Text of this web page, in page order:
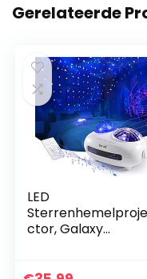
Gerelateerde
LED
Sterrenhemelproje
ctor, Galaxy